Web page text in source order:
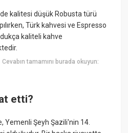
kalitesi düşük Robusta türü
Türk kahvesi ve Espresso
kaliteli kahve
Cevabın tamamını burada okuyun:
etti?
Yemenli Şeyh Şazili'nin 14.